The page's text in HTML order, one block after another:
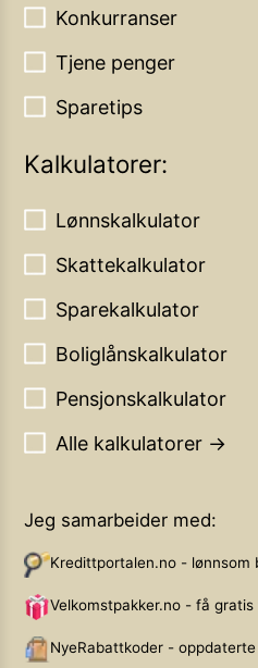
Konkurranser
Tjene penger
Sparetips
Kalkulatorer:
Lønnskalkulator
Skattekalkulator
Sparekalkulator
Boliglånskalkulator
Pensjonskalkulator
Alle kalkulatorer →
Jeg samarbeider med:
Kredittportalen.no - lønnsom
Velkomstpakker.no - få
NyeRabattkoder -